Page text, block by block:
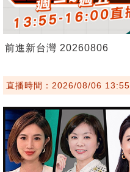
前進新台灣 20260806
直播時間：2026/08/06 13:55